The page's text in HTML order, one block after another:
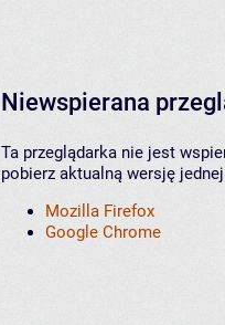
Niewspierana
Ta przeglądarka nie jest
pobierz aktualną wersję
Mozilla Firefox
Google Chrome